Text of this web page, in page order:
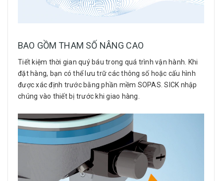
BAO GỒM THAM SỐ NÂNG CAO
Tiết kiệm thời gian quý báu trong quá trình vận hành. Khi
đặt hàng, bạn có thể lưu trữ các thông số hoặc cấu hình
được xác định trước bằng phần mềm SOPAS. SICK nhập
chúng vào thiết bị trước khi giao hàng.